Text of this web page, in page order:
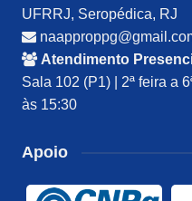
UFRRJ, Seropédica, RJ
Atendimento
Sala 102 (P1) | 2ª feira a
às 15:30
Apoio